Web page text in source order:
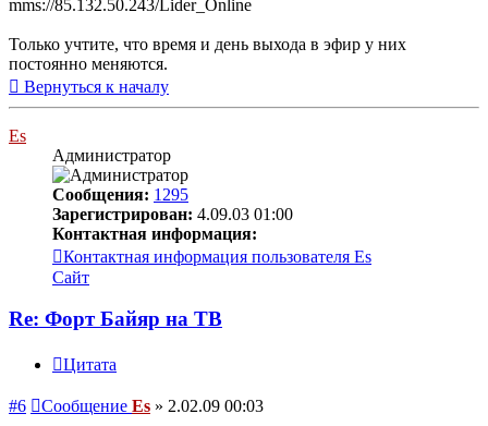
mms://85.132.50.243/Lider_Online
Только учтите, что время и день выхода в эфир у них
постоянно меняются.
Вернуться к началу
Es
Администратор
Сообщения: 1295
Зарегистрирован: 4.09.03 01:00
Контактная информация:
Контактная информация пользователя Es
Сайт
Re: Форт Байяр на ТВ
Цитата
#6 Сообщение Es » 2.02.09 00:03